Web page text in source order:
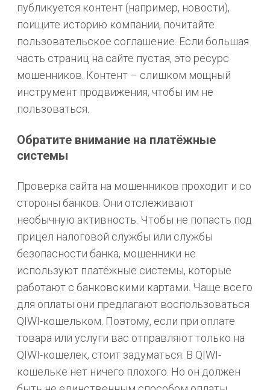
публикуется контент (например, новости),
поищите историю компании, почитайте
пользовательское соглашение. Если большая
часть страниц на сайте пустая, это ресурс
мошенников. Контент – слишком мощный
инструмент продвижения, чтобы им не
пользоваться.
Обратите внимание на платёжные
системы
Проверка сайта на мошенников проходит и со
стороны банков. Они отслеживают
необычную активность. Чтобы не попасть под
прицел налоговой службы или службы
безопасности банка, мошенники не
используют платёжные системы, которые
работают с банковскими картами. Чаще всего
для оплаты они предлагают воспользоваться
QIWI-кошельком. Поэтому, если при оплате
товара или услуги вас отправляют только на
QIWI-кошелек, стоит задуматься. В QIWI-
кошельке нет ничего плохого. Но он должен